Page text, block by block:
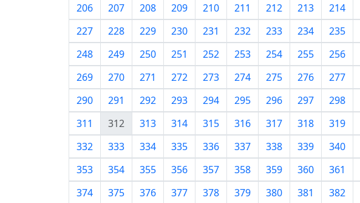
206
207 208 209 210 211 212 213 214
227
228 229 230 231 232 233 234 235
248
249 250 251 252 253 254 255 256
269
270 271 272 273 274 275 276 277
290
291 292 293 294 295 296 297 298
311
312 313 314 315 316 317 318 319
332
333 334 335 336 337 338 339 340
353
354 355 356 357 358 359 360 361
374
375 376 377 378 379 380 381 382